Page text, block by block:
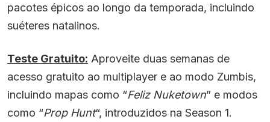
pacotes épicos ao longo da temporada, incluindo
suéteres natalinos.
Teste Gratuito: Aproveite duas semanas de
acesso gratuito ao multiplayer e ao modo Zumbis,
incluindo mapas como “Feliz Nuketown” e modos
como “Prop Hunt“, introduzidos na Season 1.